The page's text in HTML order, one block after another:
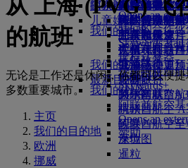
航空公司合作
商务舱美食
豪华经济舱用
经济舱美食
饮料
我们的机队
波音777
阿联酋航空
阿联酋航空
阿联酋航空
座位图
阿联酋航空购物
阿联酋航空
阿联酋航空
儿童和婴儿餐
儿童娱乐
儿童娱乐
儿童玩具
儿童活动
工作机会工作
link in a new
我们的地球
运营方面可持
环保政策
环境报告
我们的社区
阿联酋航空基
Opens an
赞助
探索迪拜
飞往迪拜的航
北京飞往迪拜
广州飞往迪拜
上海飞往迪拜
最新目的地
赫尔辛基
杭州
岘港
深圳
暹粒
Skywards
Opens an
我们的合作伙
Skywards Rail
里程计算器
登录阿联酋航
Skywards+
搭乘阿联酋
特殊帮助和请
阿联酋航空
你的机上体验
工具和资源
手机和阿联酋
取消或变更预
中断旅行
关于阿联酋航
从 上海 (PVG) 飞
的航班
无论是工作还是休闲，你都可以便
多数重要城市。
主页
我们的目的地
欧洲
挪威